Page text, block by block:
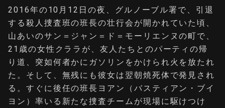
2016年の10月12日の夜、グルノーブル署で、引退
する殺人捜査班の班長の壮行会が開かれていた頃、
山あいのサン＝ジャン＝ド＝モーリエンヌの町で、
21歳の女性クララが、友人たちとのパーティの帰
り道、突如何者かにガソリンをかけられ火を放たれ
た。そして、無残にも彼女は翌朝焼死体で発見され
る。すぐに後任の班長ヨアン（バスティアン・ブイ
ヨン）率いる新たな捜査チームが現場に駆けつけ